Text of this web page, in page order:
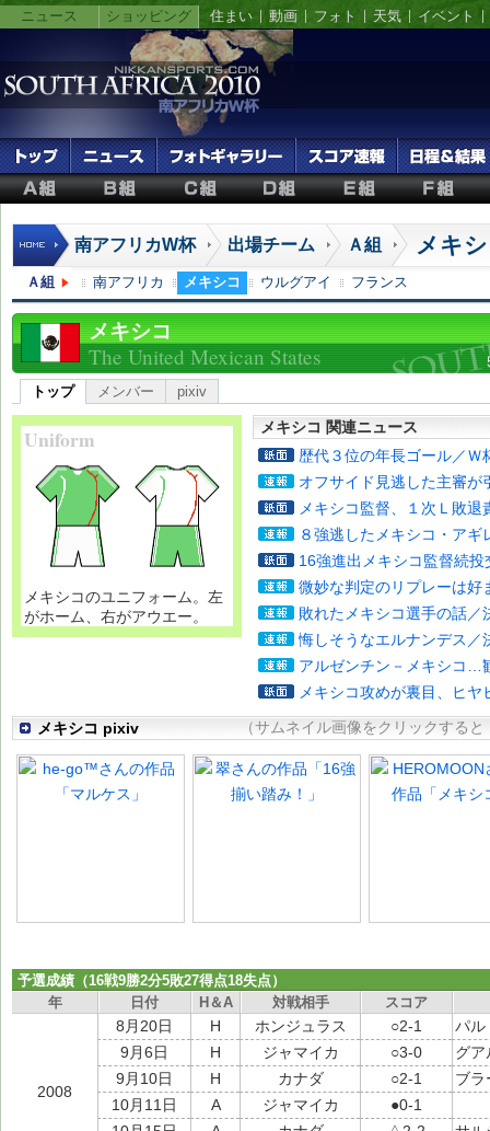
ニュース ショッピング 住まい 動画 フォト 天気 イベント
南アフリカW杯 出場チーム Ａ組 メキ
Ａ組 南アフリカ メキシコ ウルグアイ フランス
メキシコ
The United Mexican States
トップ メンバー pixiv
Uniform
メキシコのユニフォーム。左
がホーム、右がアウエー。
メキシコ 関連ニュース
歴代３位の年長ゴール／Ｗ
オフサイド見逃した主審が
メキシコ監督、１次Ｌ敗退
８強逃したメキシコ・アギ
16強進出メキシコ監督続投
微妙な判定のリプレーは好
敗れたメキシコ選手の話／
悔しそうなエルナンデス／
アルゼンチン－メキシコ…
メキシコ攻めが裏目、ヒヤ
メキシコ pixiv （サムネイル画像をクリックする
予選成績（16戦9勝2分5敗27得点18失点）
年
日付 H＆A 対戦相手 スコア
2008
8月20日 H ホンジュラス ○2-1
パル
9月6日
H ジャマイカ ○3-0
グア
9月10日
H カナダ ○2-1
ブラ
10月11日
A ジャマイカ
●0-1